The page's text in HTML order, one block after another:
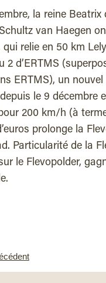
la reine
van Haegen
qui relie en 50 km
2 d’ERTMS
ERTMS), un
le 9 décembre
200 km/h (à
prolonge la
Particularité de la
le Flevopolder,